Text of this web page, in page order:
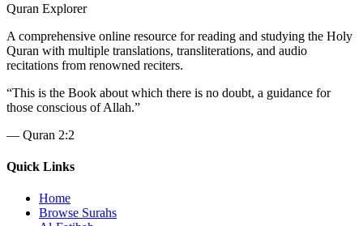
Quran Explorer
A comprehensive online resource for reading and studying the Holy
Quran with multiple translations, transliterations, and audio
recitations from renowned reciters.
“This is the Book about which there is no doubt, a guidance for
those conscious of Allah.”
— Quran 2:2
Quick Links
Home
Browse Surahs